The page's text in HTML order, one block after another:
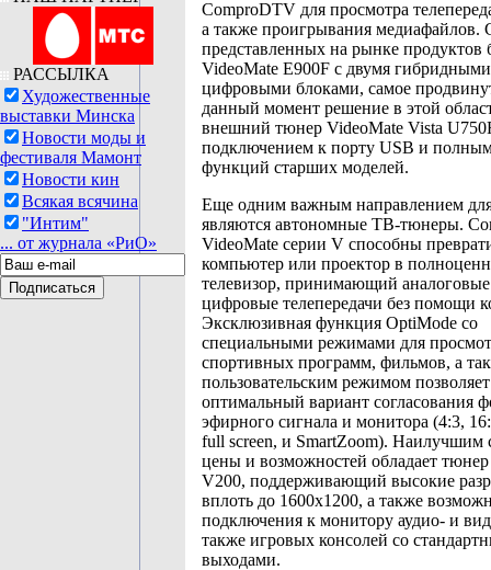
РАССЫЛКА
Художественные
выставки Минска
Новости моды и
фестиваля Мамонт
Новости кин
Всякая всячина
"Интим"
... от журнала «РиО»
ComproDTV для просмотра
а также проигрывания медиафайлов.
представленных на рынке
VideoMate E900F с двумя
цифровыми блоками, самое
данный момент решение в этой
внешний тюнер VideoMate Vista
подключением к порту USB и
функций старших моделей.
Еще одним важным направлением
являются автономные ТВ-тюнеры.
VideoMate серии V способны
компьютер или проектор в
телевизор, принимающий
цифровые телепередачи без помощи
Эксклюзивная функция OptiMode со
специальными режимами для
спортивных программ, фильмов, а
пользовательским режимом
оптимальный вариант согласования
эфирного сигнала и монитора (4:3,
full screen, и SmartZoom). Наилучшим
цены и возможностей обладает
V200, поддерживающий высокие
вплоть до 1600х1200, а также
подключения к монитору аудио- и
также игровых консолей со
выходами.